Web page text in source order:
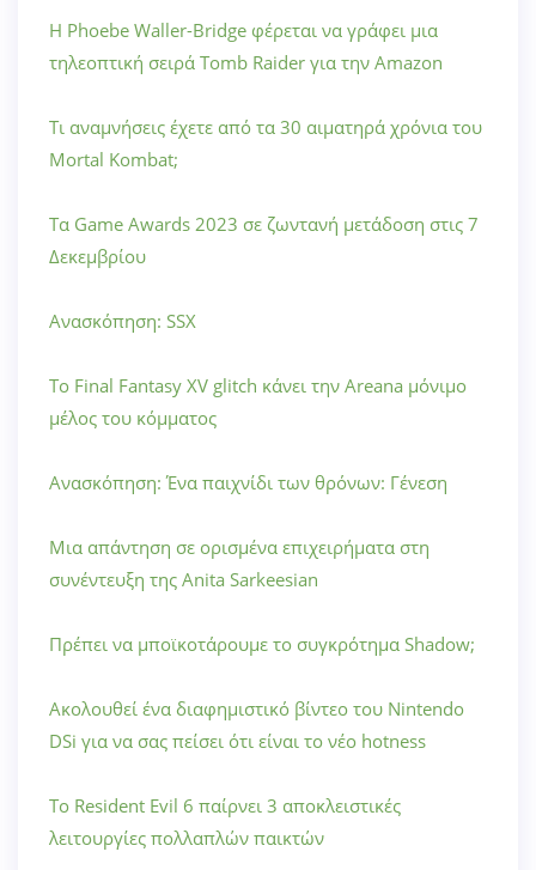
Η Phoebe Waller-Bridge φέρεται να γράφει μια
τηλεοπτική σειρά Tomb Raider για την Amazon
Τι αναμνήσεις έχετε από τα 30 αιματηρά χρόνια του
Mortal Kombat;
Τα Game Awards 2023 σε ζωντανή μετάδοση στις 7
Δεκεμβρίου
Ανασκόπηση: SSX
Το Final Fantasy XV glitch κάνει την Areana μόνιμο
μέλος του κόμματος
Ανασκόπηση: Ένα παιχνίδι των θρόνων: Γένεση
Μια απάντηση σε ορισμένα επιχειρήματα στη
συνέντευξη της Anita Sarkeesian
Πρέπει να μποϊκοτάρουμε το συγκρότημα Shadow;
Ακολουθεί ένα διαφημιστικό βίντεο του Nintendo
DSi για να σας πείσει ότι είναι το νέο hotness
Το Resident Evil 6 παίρνει 3 αποκλειστικές
λειτουργίες πολλαπλών παικτών